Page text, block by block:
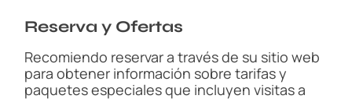
Reserva y Ofertas
Recomiendo reservar a través de su sitio web
para obtener información sobre tarifas y
paquetes especiales que incluyen visitas a